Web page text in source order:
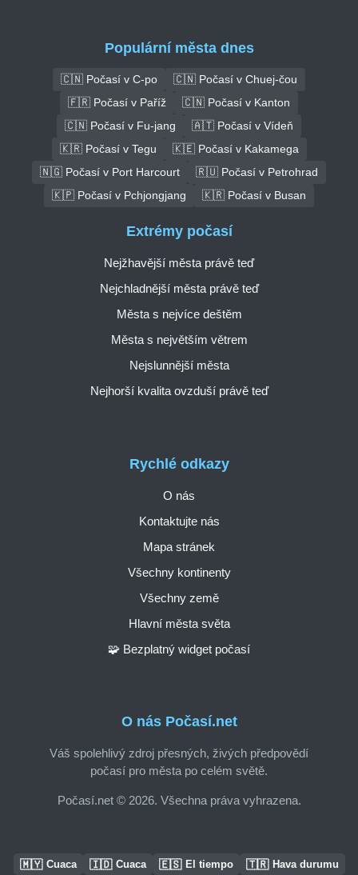
Populární města dnes
🇨🇳 Počasí v C-po
🇨🇳 Počasí v Chuej-čou
🇫🇷 Počasí v Paříž
🇨🇳 Počasí v Kanton
🇨🇳 Počasí v Fu-jang
🇦🇹 Počasí v Vídeň
🇰🇷 Počasí v Tegu
🇰🇪 Počasí v Kakamega
🇳🇬 Počasí v Port Harcourt
🇷🇺 Počasí v Petrohrad
🇰🇵 Počasí v Pchjongjang
🇰🇷 Počasí v Busan
O nás Počasí.net
Váš spolehlivý zdroj přesných, živých předpovědí
počasí pro města po celém světě.
Počasí.net © 2026. Všechna práva vyhrazena.
Rychlé odkazy
O nás
Kontaktujte nás
Mapa stránek
Všechny kontinenty
Všechny země
Hlavní města světa
🧩 Bezplatný widget počasí
Extrémy počasí
Nejžhavější města právě teď
Nejchladnější města právě teď
Města s nejvíce deštěm
Města s největším větrem
Nejslunnější města
Nejhorší kvalita ovzduší právě teď
🇲🇾 Cuaca 🇮🇩 Cuaca 🇪🇸 El tiempo 🇹🇷 Hava durumu